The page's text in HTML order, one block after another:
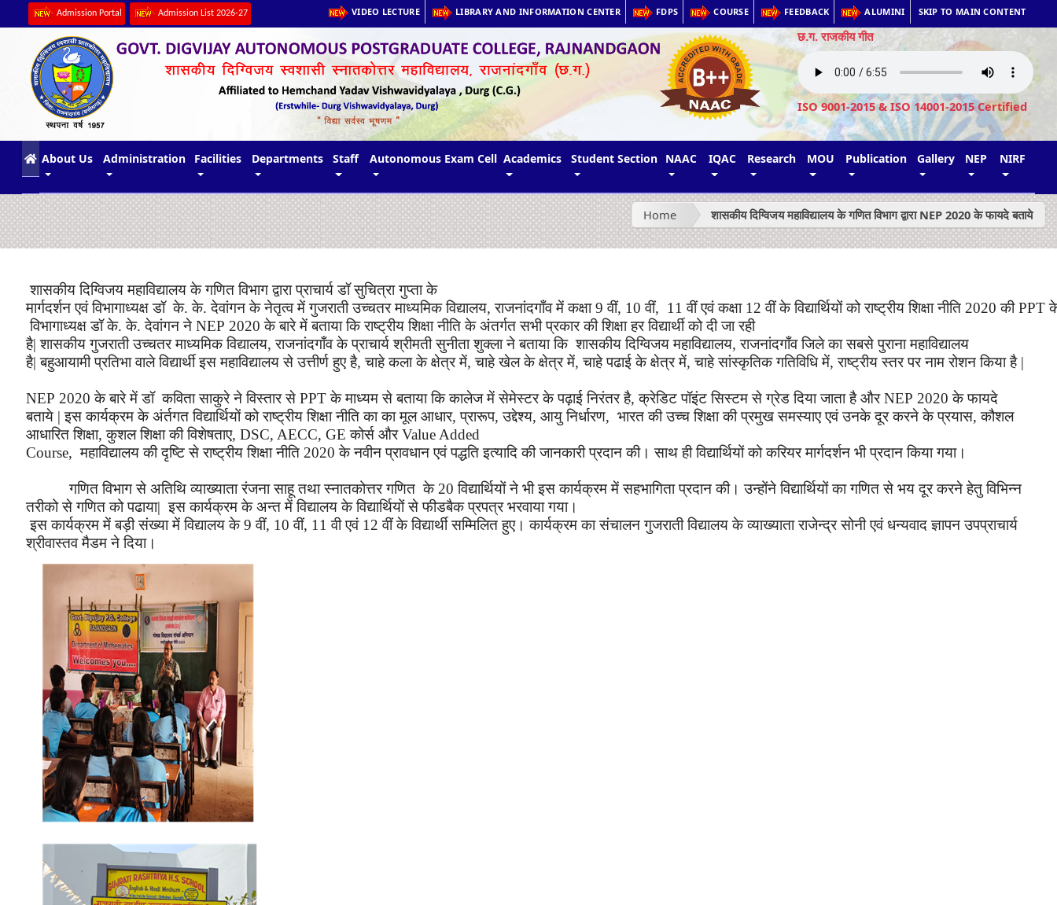
Admission Portal Admission List 2026-27 VIDEO LECTURE LIBRARY AND INFORMATION CENTER FDPS COURSE FEEDBACK ALUMINI SKIP TO MAIN CONTENT
छ.ग. राजकीय गीत
ISO 9001-2015 & ISO 14001-2015 Certified
(current)
About Us Administration Facilities Departments Staff Autonomous Exam Cell Academics Student Section NAAC IQAC Research MOU Publication Gallery NEP NIRF
Home शासकीय दिग्विजय महाविद्यालय के गणित विभाग द्वारा NEP 2020 के फायदे बताये
शासकीय दिग्विजय महाविद्यालय के गणित विभाग द्वारा प्राचार्य डॉ सुचित्रा गुप्ता के
मार्गदर्शन एवं विभागाध्यक्ष डॉ के.के.देवांगन के नेतृत्व में गुजराती उच्चतर माध्यमिक विद्यालय,राजनांदगाँव में कक्षा9वीं, 10वीं, 11वीं एवं कक्षा12वीं के विद्यार्थियों को राष्ट्रीय शिक्षा नीति 2020की PPT
विभागाध्यक्ष डॉ के.के.देवांगन नेNEP 2020 के बारे में बताया कि राष्ट्रीय शिक्षा नीति के अंतर्गत सभी प्रकार की शिक्षा हर विद्यार्थी को दी जा रही
है|शासकीय गुजराती उच्चतर माध्यमिक विद्यालय,राजनांदगाँव के प्राचार्य श्रीमती सुनीता शुक्ला ने बताया कि शासकीय दिग्विजय महाविद्यालय,राजनांदगाँव जिले का सबसे पुराना महाविद्यालय
है|बहुआयामी प्रतिभा वाले विद्यार्थी इस महाविद्यालय से उत्तीर्ण हुए है,चाहे कला के क्षेत्र में,चाहे खेल के क्षेत्र में,चाहे पढाई के क्षेत्र में,चाहे सांस्कृतिक गतिविधि में,राष्ट्रीय स्तर पर नाम रोशन किया है |
NEP 2020 के बारे में डॉ कविता साकुरे ने विस्तार सेPPTके माध्यम से बताया कि कालेज में सेमेस्टर के पढ़ाई निरंतर है,क्रेडिट पॉइंट सिस्टम से ग्रेड दिया जाता है औरNEP 2020 के फायदे
बताये |इस कार्यक्रम के अंर्तगत विद्यार्थियों को राष्ट्रीय शिक्षा नीति का का मूल आधार,प्रारूप,उद्देश्य,आयु निर्धारण, भारत की उच्च शिक्षा की प्रमुख समस्याए एवं उनके दूर करने के प्रयास,कौशल
आधारित शिक्षा,कुशल शिक्षा की विशेषताए,DSC, AECC, GEकोर्स औरValue Added
Course,महाविद्यालय की दृष्टि से राष्ट्रीय शिक्षा नीति 2020के नवीन प्रावधान एवं पद्धति इत्यादि की जानकारी प्रदान की। साथ ही विद्यार्थियों को करियर मार्गदर्शन भी प्रदान किया गया।
गणित विभाग से अतिथि व्याख्याता रंजना साहू तथा स्नातकोत्तर गणित के 20विद्यार्थियों ने भी इस कार्यक्रम में सहभागिता प्रदान की। उन्होंने विद्यार्थियों का गणित से भय दूर करने हेतु विभिन्न
तरीको से गणित को पढाया| इस कार्यक्रम के अन्त में विद्यालय के विद्यार्थियों से फीडबैक प्रपत्र भरवाया गया।
इस कार्यक्रम में बड़ी संख्या में विद्यालय के 9वीं, 10वीं, 11वी एवं12वीं के विद्यार्थी सम्मिलित हुए। कार्यक्रम का संचालन गुजराती विद्यालय के व्याख्याता राजेन्द्र सोनी एवं धन्यवाद ज्ञापन उपप्राचार्य
श्रीवास्तव मैडम ने दिया।